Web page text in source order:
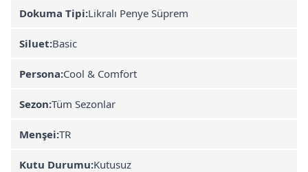
Dokuma Tipi:Likralı Penye Süprem
Siluet:Basic
Persona:Cool & Comfort
Sezon:Tüm Sezonlar
Menşei:TR
Kutu Durumu:Kutusuz